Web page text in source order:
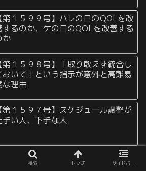
第１５９９号】ハレの日のQOLを改
するのか、ケの日のQOLを改善する
か
第１５９８号】「取り敢えず統合し
おいて」という指示が意外と高難易
な理由
第１５９７号】スケジュール調整が
手い人、下手な人
【第１５９６号】書いてあることに指
摘したりケチをつけるのは簡単でも、
検索 トップ サイドバー